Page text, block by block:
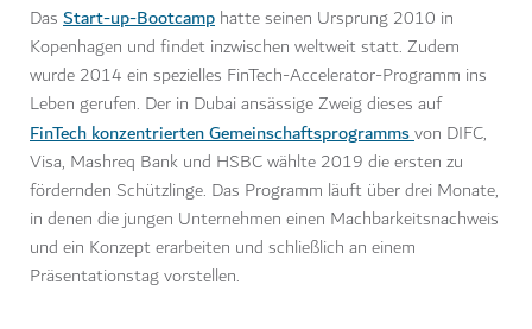
Das Start-up-Bootcamp hatte seinen Ursprung 2010 in
Kopenhagen und findet inzwischen weltweit statt. Zudem
wurde 2014 ein spezielles FinTech-Accelerator-Programm ins
Leben gerufen. Der in Dubai ansässige Zweig dieses auf
FinTech konzentrierten Gemeinschaftsprogrammsvon DIFC,
Visa, Mashreq Bank und HSBC wählte 2019 die ersten zu
fördernden Schützlinge. Das Programm läuft über drei Monate,
in denen die jungen Unternehmen einen Machbarkeitsnachweis
und ein Konzept erarbeiten und schließlich an einem
Präsentationstag vorstellen.